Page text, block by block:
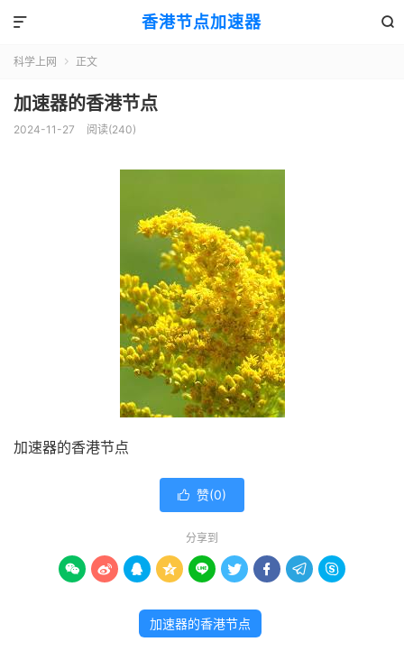
香港节点加速器 

科学上网  正文
加速器的香港节点
2024-11-27 阅读(240)
加速器的香港节点
 赞(0)
分享到
        
加速器的香港节点